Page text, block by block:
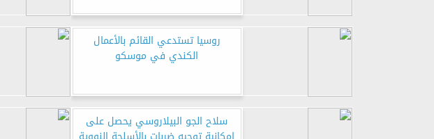
روسيا تستدعي القائم بالأعمال
الكندي في موسكو
سلاح الجو البيلاروسي يحصل على